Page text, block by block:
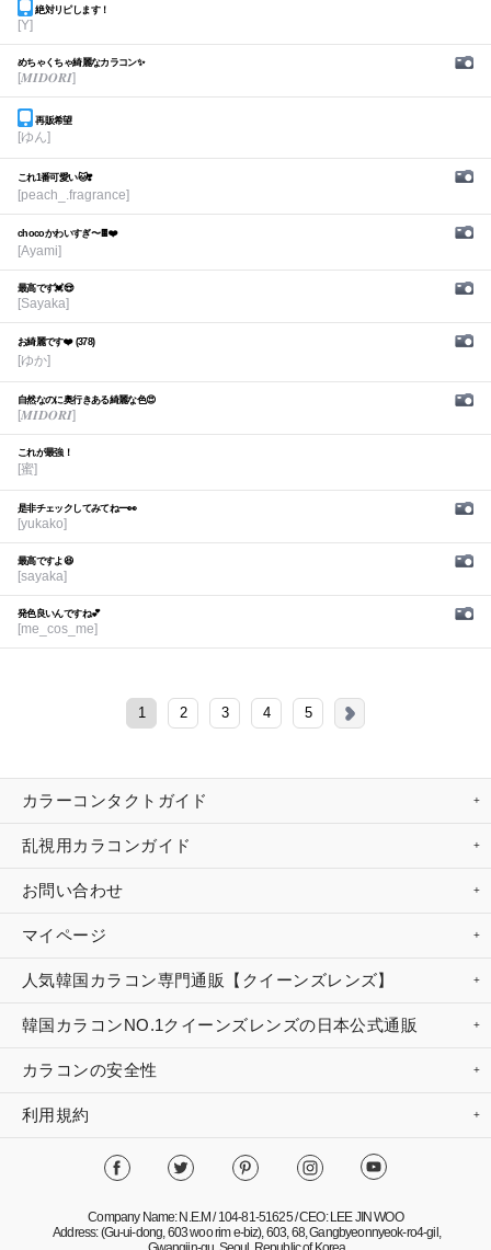
絶対リピします！
[Y]
めちゃくちゃ綺麗なカラコン✨
[𝑴𝑰𝑫𝑶𝑹𝑰]
再販希望
[ゆん]
これ1番可愛い🐱❣️
[peach_.fragrance]
chocoかわいすぎ〜🍫❤️
[Ayami]
最高です💓😍
[Sayaka]
お綺麗です❤️ (378)
[ゆか]
自然なのに奥行きある綺麗な色😍
[𝑴𝑰𝑫𝑶𝑹𝑰]
これが最強！
[蜜]
是非チェックしてみてねー👀
[yukako]
最高ですよ😆
[sayaka]
発色良いんですね💕︎
[me_cos_me]
1 2 3 4 5
カラーコンタクトガイド
乱視用カラコンガイド
お問い合わせ
マイページ
人気韓国カラコン専門通販【クイーンズレンズ】
韓国カラコンNO.1クイーンズレンズの日本公式通販
カラコンの安全性
利用規約
Company Name: N.E.M / 104-81-51625 / CEO: LEE JIN WOO
Address: (Gu-ui-dong, 603 woo rim e-biz), 603, 68, Gangbyeonnyeok-ro4-gil,